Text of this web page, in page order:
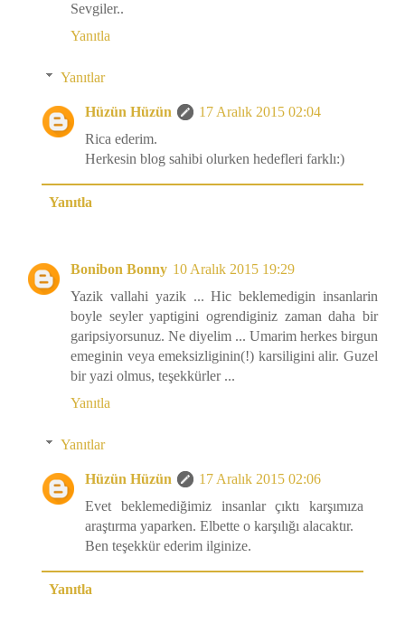
Sevgiler..
Yanıtla
Yanıtlar
Hüzün Hüzün
17 Aralık 2015 02:04
Rica ederim.
Herkesin blog sahibi olurken hedefleri farklı:)
Yanıtla
Bonibon Bonny 10 Aralık 2015 19:29
Yazik vallahi yazik ... Hic beklemedigin insanlarin
boyle seyler yaptigini ogrendiginiz zaman daha bir
garipsiyorsunuz. Ne diyelim ... Umarim herkes birgun
emeginin veya emeksizliginin(!) karsiligini alir. Guzel
bir yazi olmus, teşekkürler ...
Yanıtla
Yanıtlar
Hüzün Hüzün
17 Aralık 2015 02:06
Evet beklemediğimiz insanlar çıktı karşımıza
araştırma yaparken. Elbette o karşılığı alacaktır.
Ben teşekkür ederim ilginize.
Yanıtla